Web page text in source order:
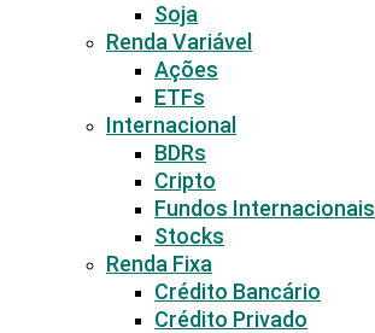
Soja
Renda Variável
Ações
ETFs
Internacional
BDRs
Cripto
Fundos Internacionais
Stocks
Renda Fixa
Crédito Bancário
Crédito Privado